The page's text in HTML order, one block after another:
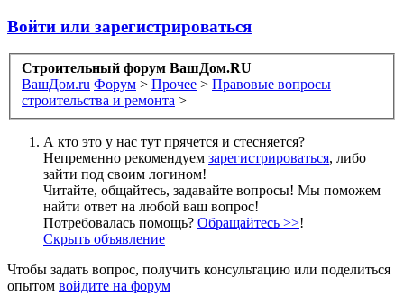
Войти или зарегистрироваться
Строительный форум ВашДом.RU
ВашДом.ru Форум > Прочее > Правовые вопросы
строительства и ремонта >
А кто это у нас тут прячется и стесняется?
Непременно рекомендуем зарегистрироваться, либо
зайти под своим логином!
Читайте, общайтесь, задавайте вопросы! Мы поможем
найти ответ на любой ваш вопрос!
Потребовалась помощь? Обращайтесь >>!
Скрыть объявление
Чтобы задать вопрос, получить консультацию или поделиться
опытом войдите на форум